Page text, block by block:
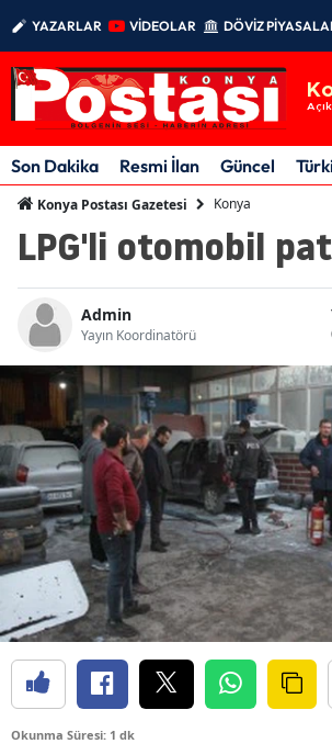
YAZARLAR VİDEOLAR DÖVİZ
Açık
Son Dakika Resmi İlan Güncel
Konya Postası Gazetesi Konya
LPG'li otomobil
Admin
Yayın Koordinatörü
Okunma Süresi: 1 dk